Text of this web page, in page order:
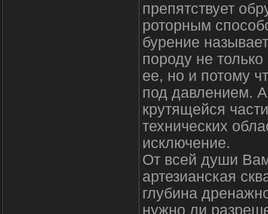
препятствует
роторным
бурение
породу не
ее, но и потому
под давлением.
крутящейся
технических
исключение.
От всей души
артезианская
глубина
нужно ли